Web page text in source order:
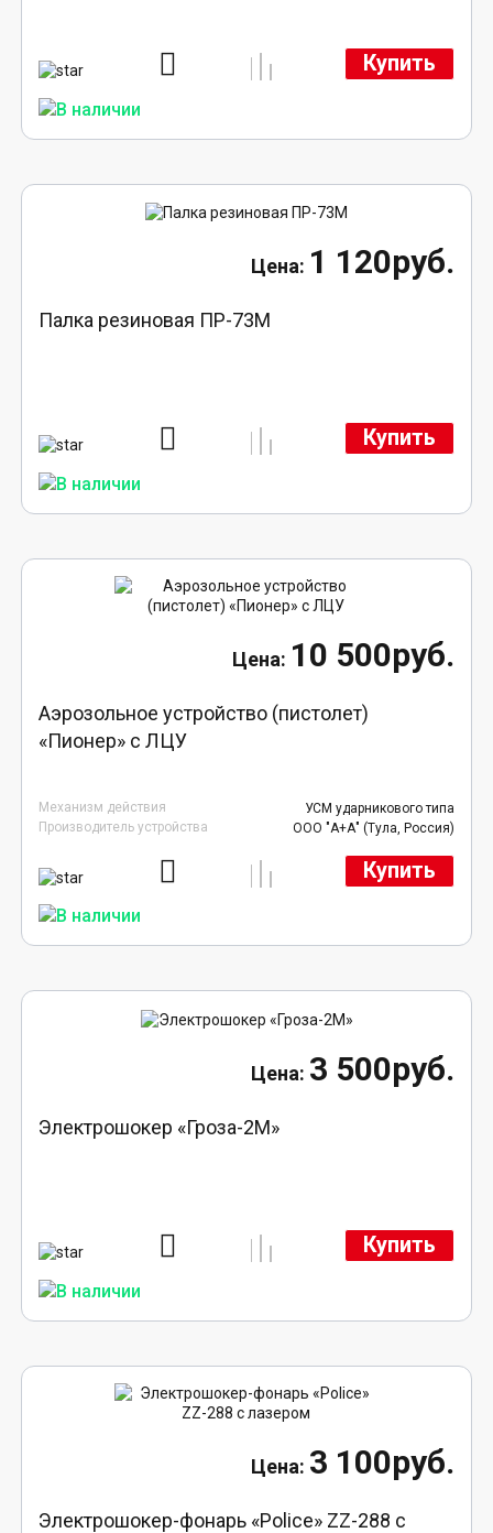
Купить
1 120руб.
Палка резиновая ПР-73М
Купить
10 500руб.
Аэрозольное устройство (пистолет)
«Пионер» с ЛЦУ
Механизм действия
УСМ ударникового типа
Производитель устройства
ООО "А+А" (Тула, Россия)
Купить
3 500руб.
Электрошокер «Гроза-2М»
Купить
3 100руб.
Электрошокер-фонарь «Police» ZZ-288 с